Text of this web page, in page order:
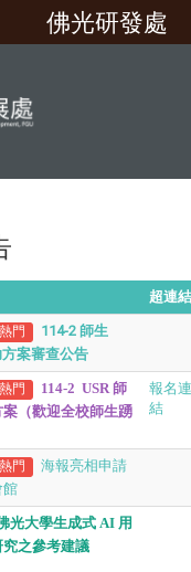
佛光研發處
超連結
熱門
114-2 師生
案審查公告
熱門 114-2 USR 師
（歡迎全校師生踴
報名連
結
熱門
海報亮相申請
館
光大學生成式AI 用
究之參考建議